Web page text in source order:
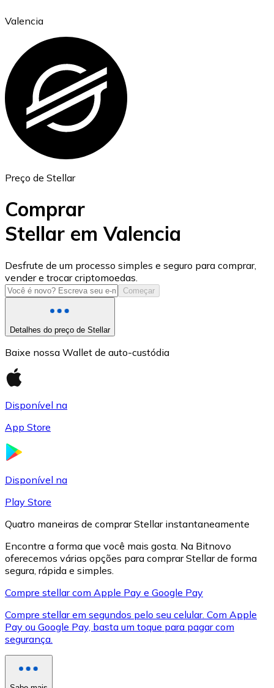
Ethereum
ETH
USD Coin
USDC
XRP
XRP
Valencia
Preço de Stellar
Comprar
Stellar em Valencia
Desfrute de um processo simples e seguro para comprar,
vender e trocar criptomoedas.
Começar
Detalhes do preço de Stellar
Baixe nossa Wallet de auto-custódia
Disponível na
App Store
Disponível na
Play Store
Quatro maneiras de comprar Stellar instantaneamente
Encontre a forma que você mais gosta. Na Bitnovo
oferecemos várias opções para comprar Stellar de forma
segura, rápida e simples.
Compre stellar com Apple Pay e Google Pay
Compre stellar em segundos pelo seu celular. Com Apple
Pay ou Google Pay, basta um toque para pagar com
segurança.